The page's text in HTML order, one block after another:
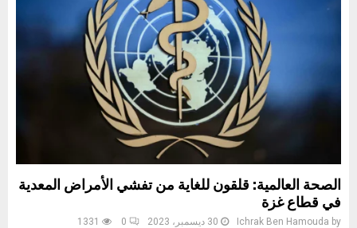
الصحة العالمية: قلقون للغاية من تفشي الأمراض المعدية
في قطاع غزة
by
Ichrak Ben Hamouda 30 ديسمبر، 2023 0
1331